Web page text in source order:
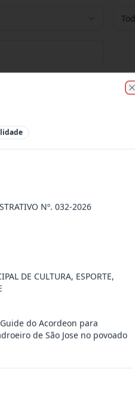
Nº. 032-2026
DE CULTURA, ESPORTE,
do Acordeon para
de São Jose no povoado